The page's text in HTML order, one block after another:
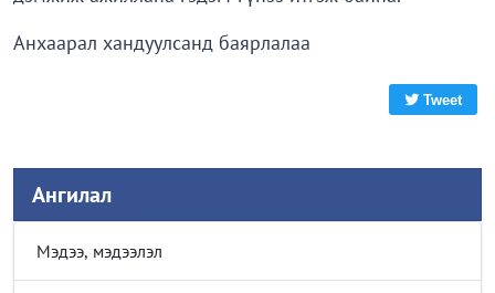
Анхаарал хандуулсанд баярлалаа
Tweet
Ангилал
Мэдээ, мэдээлэл